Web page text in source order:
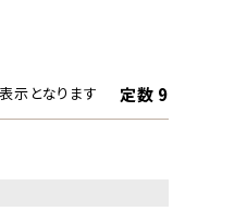
示となります 定数 9